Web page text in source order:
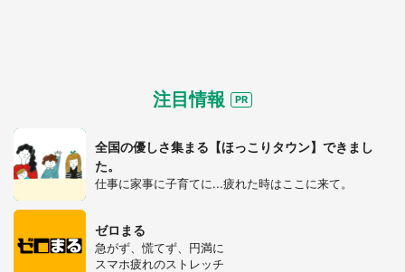
注目情報
全国の優しさ集まる【ほっこりタウン】できまし
た。
仕事に家事に子育てに...疲れた時はここに来て。
ゼロまる
急がず、慌てず、円満に
スマホ疲れのストレッチ